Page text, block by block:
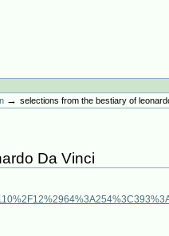
→selections from the bestiary of
Da Vinci